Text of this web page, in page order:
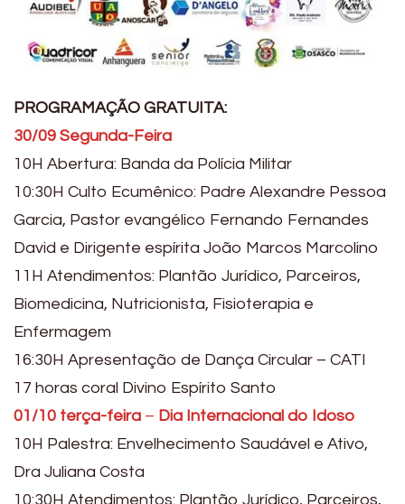
PROGRAMAÇÃO GRATUITA:
30/09 Segunda-Feira
10H Abertura: Banda da Polícia Militar
10:30H Culto Ecumênico: Padre Alexandre Pessoa
Garcia, Pastor evangélico Fernando Fernandes
David e Dirigente espírita João Marcos Marcolino
11H Atendimentos: Plantão Jurídico, Parceiros,
Biomedicina, Nutricionista, Fisioterapia e
Enfermagem
16:30H Apresentação de Dança Circular – CATI
17 horas coral Divino Espírito Santo
01/10 terça-feira – Dia Internacional do Idoso
10H Palestra: Envelhecimento Saudável e Ativo,
Dra Juliana Costa
10:30H Atendimentos: Plantão Jurídico, Parceiros,